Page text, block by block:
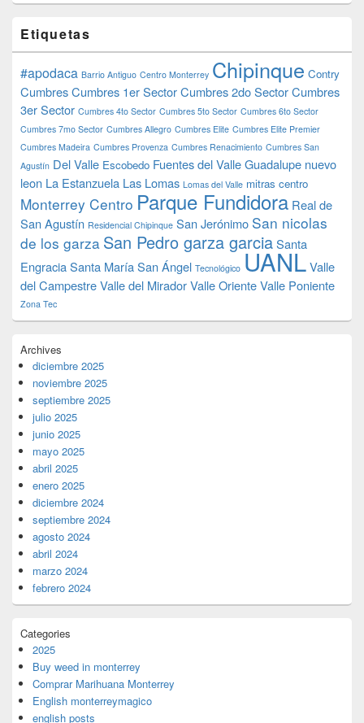
Etiquetas
#apodaca Barrio Antiguo Centro Monterrey Chipinque Contry
CumbresCumbres 1er SectorCumbres 2do SectorCumbres
3er Sector Cumbres 4to Sector Cumbres 5to Sector Cumbres 6to Sector
Cumbres 7mo Sector Cumbres Allegro Cumbres Elite Cumbres Elite Premier
Cumbres Madeira Cumbres Provenza Cumbres Renacimiento Cumbres San
Agustín Del Valle Escobedo Fuentes del ValleGuadalupe nuevo
leon La Estanzuela Las Lomas Lomas del Valle mitras centro
Monterrey Centro Parque Fundidora Real de
San Agustín Residencial Chipinque San Jerónimo San nicolas
de los garza San Pedro garza garciaSanta
EngraciaSanta MaríaSan Ángel Tecnológico UANLValle
del CampestreValle del MiradorValle OrienteValle Poniente
Zona Tec
Archives
diciembre 2025
noviembre 2025
septiembre 2025
julio 2025
junio 2025
mayo 2025
abril 2025
enero 2025
diciembre 2024
septiembre 2024
agosto 2024
abril 2024
marzo 2024
febrero 2024
Categories
2025
Buy weed in monterrey
Comprar Marihuana Monterrey
English monterreymagico
english posts